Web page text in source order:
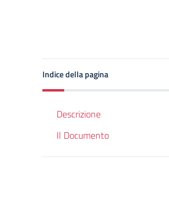
Indice della pagina
Descrizione
Il Documento